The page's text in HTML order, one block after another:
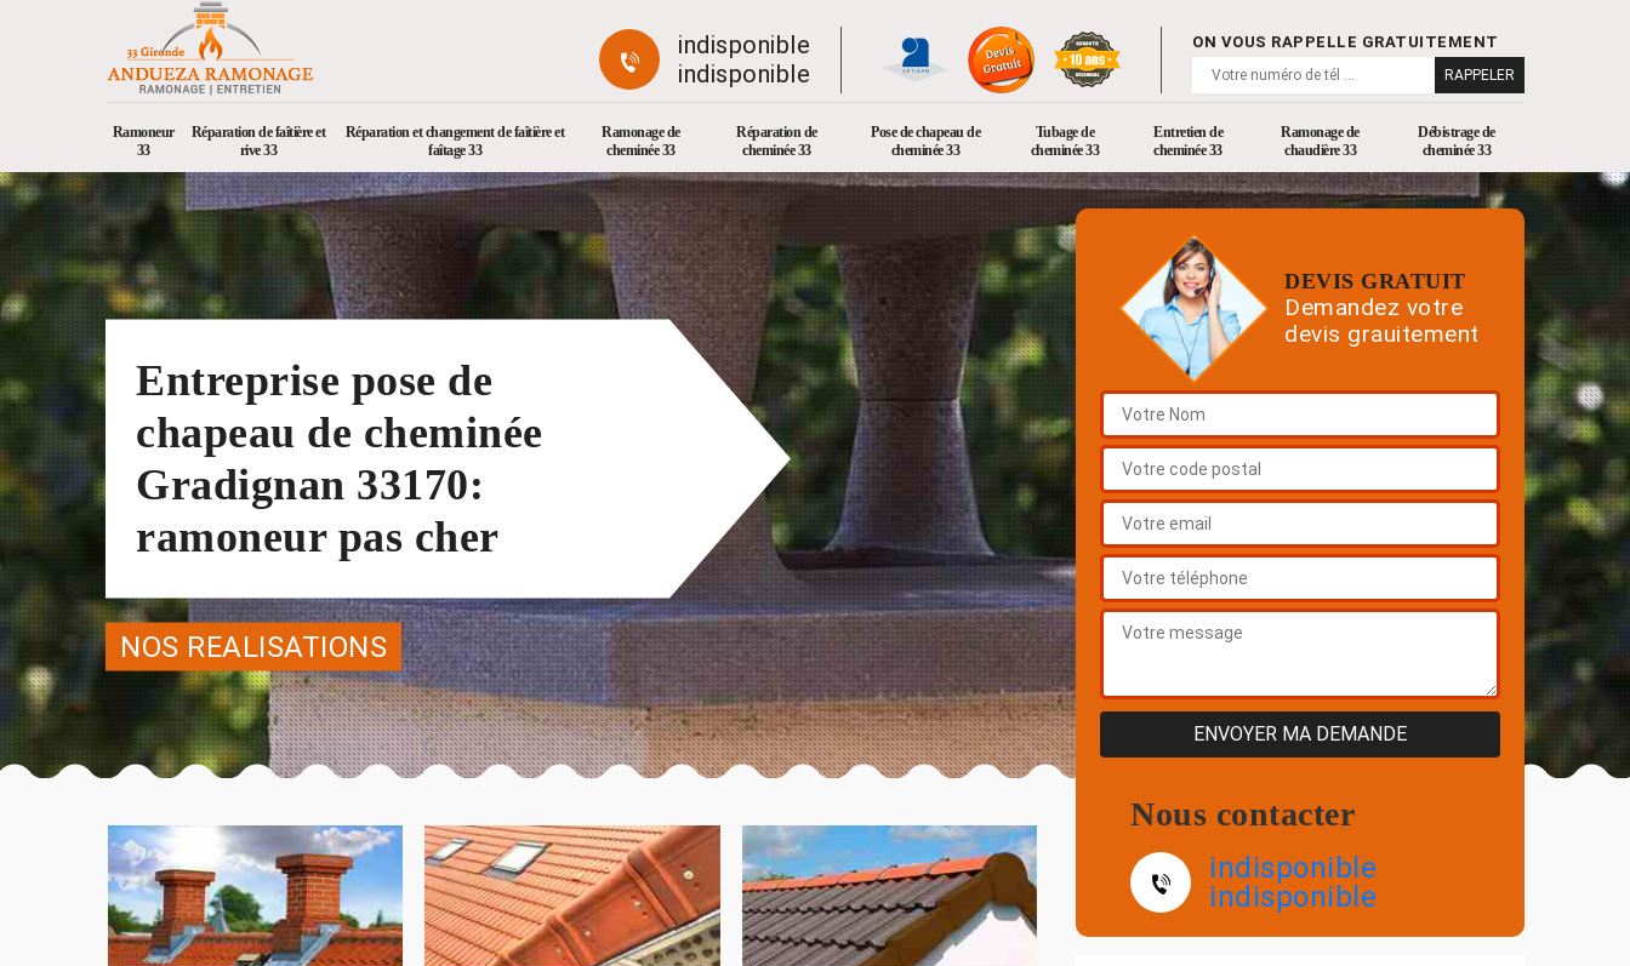
indisponible
indisponible
ON VOUS RAPPELLE GRATUITEMENT
Ramoneur
33
Réparation de faîtière et
rive 33
Réparation et changement de faîtière et
faîtage 33
Ramonage de
cheminée 33
Réparation de
cheminée 33
Pose de chapeau de
cheminée 33
Tubage de
cheminée 33
Entretien de
cheminée 33
Ramonage de
chaudière 33
Débistrage de
cheminée 33
Entreprise pose de
chapeau de cheminée
Gradignan 33170:
ramoneur pas cher
NOS REALISATIONS
DEVIS GRATUIT
Demandez votre
devis grauitement
Nous contacter
indisponible
indisponible